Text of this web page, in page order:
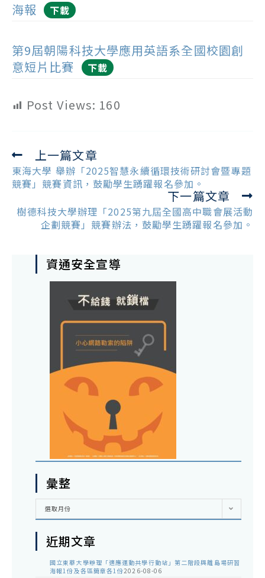
海報
下載
第9屆朝陽科技大學應用英語系全國校園創
意短片比賽
下載
Post Views: 160
Read
more
articles
上一篇文章
東海大學 舉辦「2025智慧永續循環技術研討會暨專題
競賽」競賽資訊，鼓勵學生踴躍報名參加。
下一篇文章
樹德科技大學辦理「2025第九屆全國高中職會展活動
企劃競賽」競賽辦法，鼓勵學生踴躍報名參加。
資通安全宣導
彙整
彙
選取月份
近期文章
國立東華大學辦理「適應運動共學行動站」第二階段與離島場研習
海報1份及各區簡章各1份2026-08-06